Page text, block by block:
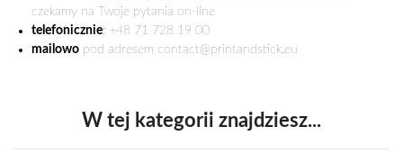
czekamy na Twoje pytania on-line
telefonicznie: +48 71 728 19 00
mailowo pod adresem contact@printandstick.eu
W tej kategorii znajdziesz...